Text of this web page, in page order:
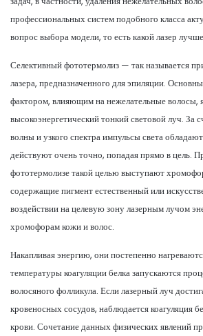
профессиональных систем подобного класса
вопрос выбора модели, то есть какой лазер
Селективный фототермолиз — так называется
лазера, предназначенного для эпиляции.
фактором, влияющим на нежелательные волосы,
высокоэнергетический тонкий световой луч. За
волны и узкого спектра импульсы света
действуют очень точно, попадая прямо в цель.
фототермолизе такой целью выступают
содержащие пигмент естественный или
воздействии на целевую зону лазерным лучом
хромофорам кожи и волос.
Накапливая энергию, они постепенно
температуры коагуляции белка запускаются
волосяного фолликула. Если лазерный луч
кровеносных сосудов, наблюдается коагуляция
крови. Сочетание данных физических явлений